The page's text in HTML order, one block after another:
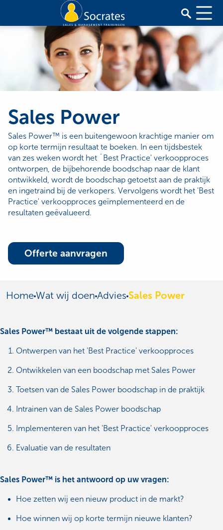
Sales Power
Sales Power™ is een buitengewoon krachtige manier om
op korte termijn resultaat te boeken. In een tijdsbestek
van zes weken wordt het ´Best Practice' verkoopproces
ontworpen, de bijbehorende boodschap naar de klant
ontwikkeld, wordt de boodschap getoetst aan de praktijk
en ingetraind bij de verkopers. Vervolgens wordt het 'Best
Practice' verkoopproces geïmplementeerd en de
resultaten geëvalueerd.
Offerte aanvragen
Home Wat wij doen Advies Sales Power
Sales Power™ bestaat uit de volgende stappen:
Ontwerpen van het 'Best Practice' verkoopproces
Ontwikkelen van een boodschap met Sales Power
Toetsen van de Sales Power boodschap in de praktijk
Intrainen van de Sales Power boodschap
Implementeren van het 'Best Practice' verkoopproces
Evaluatie van de resultaten
Sales Power™ is het antwoord op uw vragen:
Hoe zetten wij een nieuw product in de markt?
Hoe winnen wij op korte termijn nieuwe klanten?